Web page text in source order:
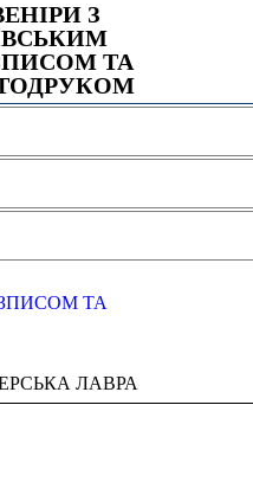
З
ТА
ТА
ЛАВРА